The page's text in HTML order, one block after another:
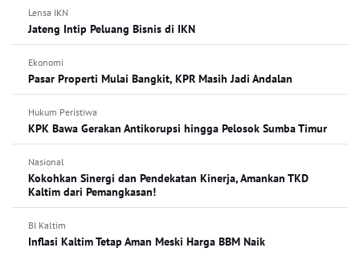
Lensa IKN
Jateng Intip Peluang Bisnis di IKN
Ekonomi
Pasar Properti Mulai Bangkit, KPR Masih Jadi Andalan
Hukum Peristiwa
KPK Bawa Gerakan Antikorupsi hingga Pelosok Sumba Timur
Nasional
Kokohkan Sinergi dan Pendekatan Kinerja, Amankan TKD
Kaltim dari Pemangkasan!
BI Kaltim
Inflasi Kaltim Tetap Aman Meski Harga BBM Naik